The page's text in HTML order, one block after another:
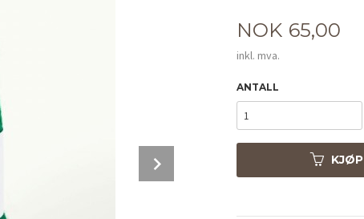
Pris
NOK 65,00
inkl. mva.
ANTALL
KJØP